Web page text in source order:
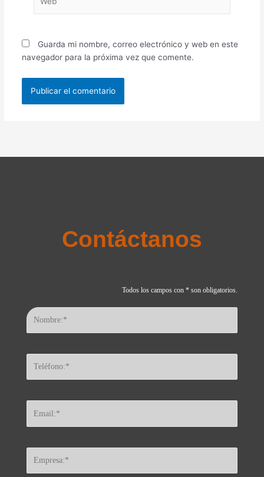
Guarda mi nombre, correo electrónico y web en este
navegador para la próxima vez que comente.
Contáctanos
Todos los campos con * son obligatorios.